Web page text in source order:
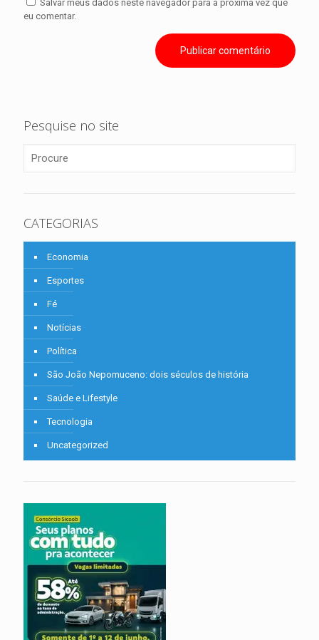
Salvar meus dados neste navegador para a próxima vez que
eu comentar.
Pesquise no site
CATEGORIAS
Economia
Esportes
Fé
Notícias
Política
São João Nepomuceno: dois séculos de história
Saúde e Lifestyle
Tecnologia
Uncategorized